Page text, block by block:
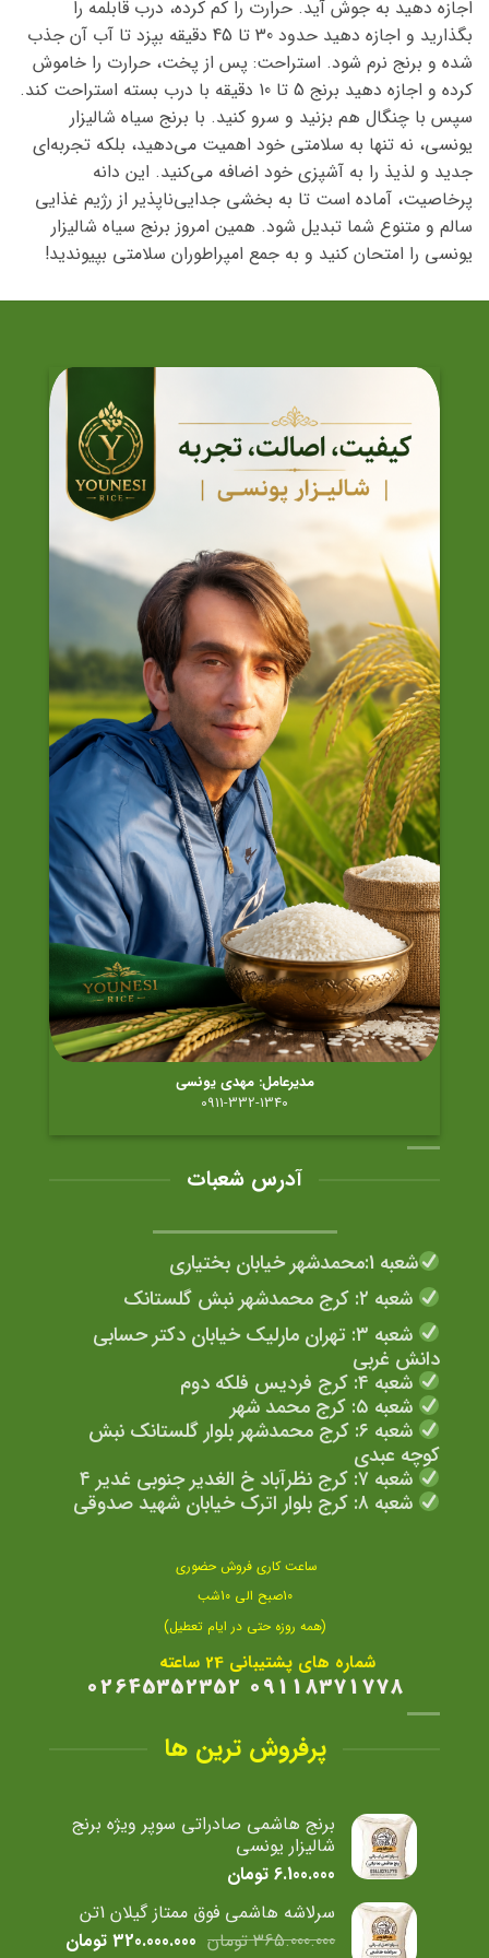
اجازه دهید به جوش آید. حرارت را کم کرده، درب قابلمه را
بگذارید و اجازه دهید حدود 30 تا 45 دقیقه بپزد تا آب آن جذب
شده و برنج نرم شود. استراحت: پس از پخت، حرارت را خاموش
کرده و اجازه دهید برنج 5 تا 10 دقیقه با درب بسته استراحت کند.
سپس با چنگال هم بزنید و سرو کنید. با برنج سیاه شالیزار
یونسی، نه تنها به سلامتی خود اهمیت می‌دهید، بلکه تجربه‌ای
جدید و لذیذ را به آشپزی خود اضافه می‌کنید. این دانه
پرخاصیت، آماده است تا به بخشی جدایی‌ناپذیر از رژیم غذایی
سالم و متنوع شما تبدیل شود. همین امروز برنج سیاه شالیزار
یونسی را امتحان کنید و به جمع امپراطوران سلامتی بپیوندید!
مدیرعامل: مهدی یونسی
0911-332-1340
آدرس شعبات
شعبه 1:محمدشهر خیابان بختیاری
شعبه ۲: کرج محمدشهر نبش گلستانک
شعبه ۳: تهران مارلیک خیابان دکتر حسابی
دانش غربی
شعبه ۴: کرج فردیس فلکه دوم
شعبه ۵: کرج محمد شهر
شعبه ۶: کرج محمدشهر بلوار گلستانک نبش
کوچه عبدی
شعبه ۷: کرج نظرآباد خ الغدیر جنوبی غدیر ۴
شعبه ۸: کرج بلوار اترک خیابان شهید صدوقی
ساعت کاری فروش حضوری
10صبح الی 10شب
(همه روزه حتی در ایام تعطیل)
شماره های پشتیبانی 24 ساعته
09118371778 02645352352
پرفروش ترین ها
برنج هاشمی صادراتی سوپر ویژه برنج
شالیزار یونسی
6.100.000 تومان
سرلاشه هاشمی فوق ممتاز گیلان 1تن
365.000.000 تومان قیمت
320.000.000 تومانقیمت